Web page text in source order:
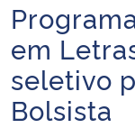
Ministério da Infraestrutura
Ministério da
Ministério da Educação
Início do conteúdo
em
seletivo
Bolsista